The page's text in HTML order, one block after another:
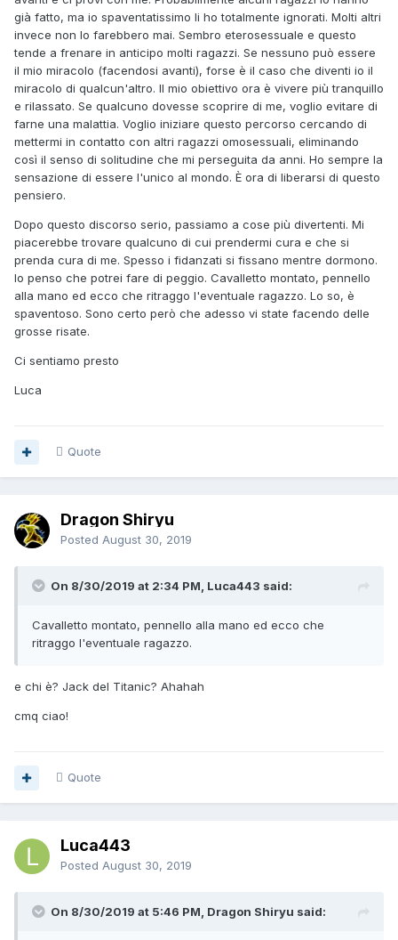
già fatto, ma io spaventatissimo li ho totalmente ignorati. Molti altri
invece non lo farebbero mai. Sembro eterosessuale e questo
tende a frenare in anticipo molti ragazzi. Se nessuno può essere
il mio miracolo (facendosi avanti), forse è il caso che diventi io il
miracolo di qualcun'altro. Il mio obiettivo ora è vivere più tranquillo
e rilassato. Se qualcuno dovesse scoprire di me, voglio evitare di
farne una malattia. Voglio iniziare questo percorso cercando di
mettermi in contatto con altri ragazzi omosessuali, eliminando
così il senso di solitudine che mi perseguita da anni. Ho sempre la
sensazione di essere l'unico al mondo. È ora di liberarsi di questo
pensiero.
Dopo questo discorso serio, passiamo a cose più divertenti. Mi
piacerebbe trovare qualcuno di cui prendermi cura e che si
prenda cura di me. Spesso i fidanzati si fissano mentre dormono.
Io penso che potrei fare di peggio. Cavalletto montato, pennello
alla mano ed ecco che ritraggo l'eventuale ragazzo. Lo so, è
spaventoso. Sono certo però che adesso vi state facendo delle
grosse risate.
Ci sentiamo presto
Luca
Quote
Dragon Shiryu
Posted August 30, 2019
On 8/30/2019 at 2:34 PM, Luca443 said:
Cavalletto montato, pennello alla mano ed ecco che
ritraggo l'eventuale ragazzo.
e chi è? Jack del Titanic? Ahahah
cmq ciao!
Quote
Luca443
Posted August 30, 2019
On 8/30/2019 at 5:46 PM, Dragon Shiryu said: